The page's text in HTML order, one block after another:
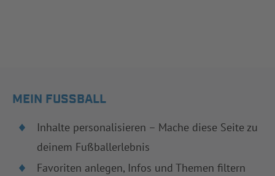
MEIN FUSSBALL
Inhalte personalisieren – Mache diese Seite zu
deinem Fußballerlebnis
Favoriten anlegen, Infos und Themen filtern